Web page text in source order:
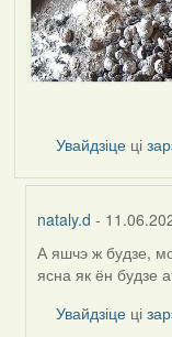
Увайдзіце ці
nataly.d -
In
reply
А яшчэ ж будзе,
ясна як ён будзе
Увайдзіце ці